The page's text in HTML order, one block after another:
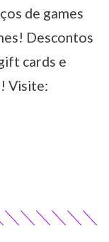
de games
Descontos
cards e
Visite: